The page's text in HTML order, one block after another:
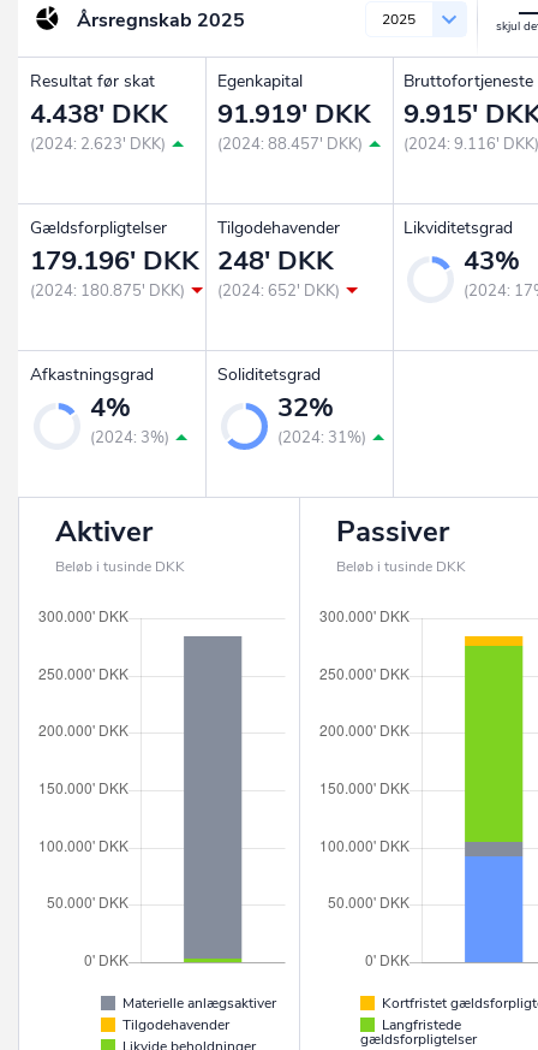
Årsregnskab 2025 2025
Resultat før skat
4.438' DKK
(2024: 2.623' DKK)
Egenkapital
91.919' DKK
(2024: 88.457' DKK)
Bruttofortjeneste
9.915'
(2024: 9.116'
Gældsforpligtelser
179.196' DKK
(2024: 180.875' DKK)
Tilgodehavender
248' DKK
(2024: 652' DKK)
Likviditetsgrad
43%
(2024:
Afkastningsgrad
4%
(2024: 3%)
Soliditetsgrad
32%
(2024: 31%)
Aktiver
Beløb i tusinde DKK
Materielle anlægsaktiver
Tilgodehavender
Passiver
Beløb i tusinde DKK
Kortfristet
Langfristede
gældsforpligtelser